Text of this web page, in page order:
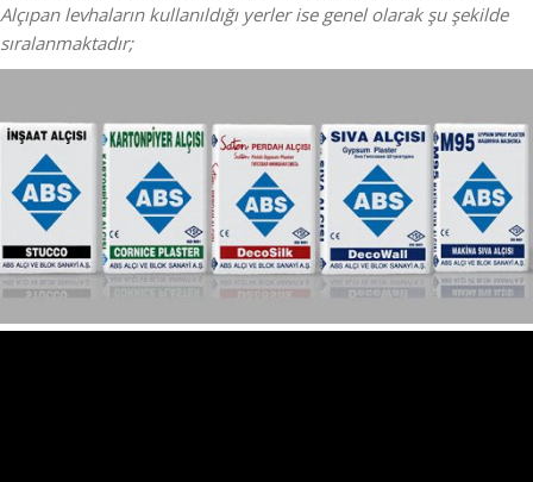
Alçıpan levhaların kullanıldığı yerler ise genel olarak şu şekilde
sıralanmaktadır;